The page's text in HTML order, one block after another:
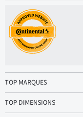
TOP MARQUES
TOP DIMENSIONS